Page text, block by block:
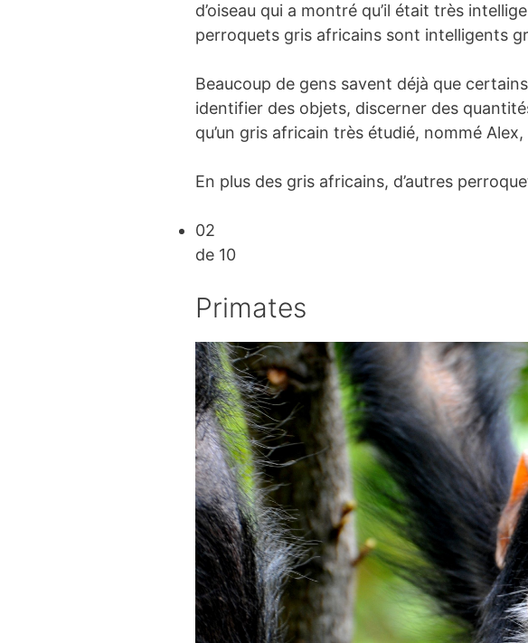
d’oiseau qui a montré qu’il était très
perroquets gris africains sont intelligents
Beaucoup de gens savent déjà que
identifier des objets, discerner des
qu’un gris africain très étudié, nommé
En plus des gris africains, d’autres
02
de 10
Primates